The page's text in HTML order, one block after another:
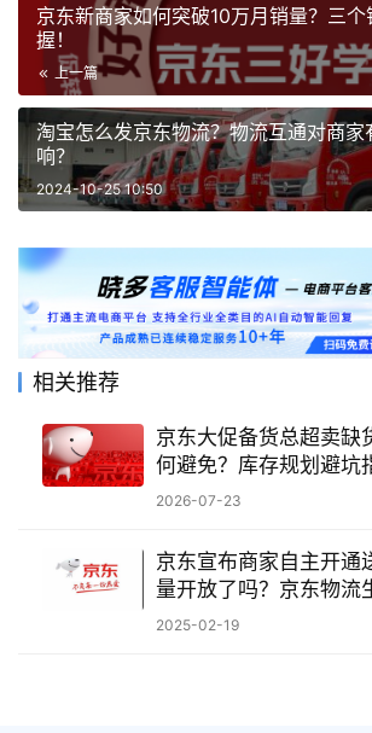
京东新商家如何突破10万月销量？三
握！
上一篇
淘宝怎么发京东物流？物流互通对商家
响？
2024-10-25 10:50
相关推荐
京东大促备货总超卖缺
何避免？库存规划避坑
2026-07-23
京东宣布商家自主开通
量开放了吗？京东物流
么样？
2025-02-19